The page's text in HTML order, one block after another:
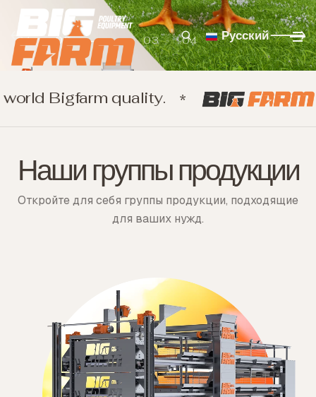
Русский
01 02 03 04
Bigfarm quality. *
Наши группы продукции
Откройте для себя группы продукции, подходящие
для ваших нужд.